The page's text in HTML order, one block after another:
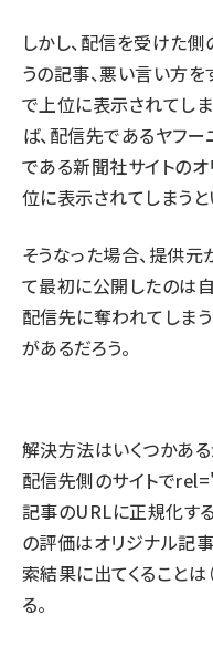
しかし、配信を受けた
うの記事、悪い言い方を
で上位に表示されてしま
ば、配信先であるヤフ
である新聞社サイトの
位に表示されてしまうと
そうなった場合、提供元
て最初に公開したのは自
配信先に奪われてしま
があるだろう。
解決方法はいくつかあ
配信先側のサイトで
記事のURLに正規化す
の評価はオリジナル記
索結果に出てくることは
る。